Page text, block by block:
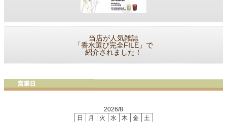
当店が人気雑誌
「香水選び完全FILE」で
紹介されました！
2026/8
日
月 火 水 木 金 土